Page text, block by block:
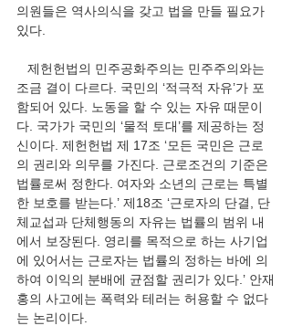
의원들은 역사의식을 갖고 법을 만들 필요가
있다.
조금 결이 다르다. 국민의 ‘적극적 자유’가 포
함되어 있다. 노동을 할 수 있는 자유 때문이
다. 국가가 국민의 ‘물적 토대’를 제공하는 정
신이다. 제헌헌법 제 17조 ‘모든 국민은 근로
의 권리와 의무를 가진다. 근로조건의 기준은
법률로써 정한다. 여자와 소년의 근로는 특별
한 보호를 받는다.’ 제18조 ‘근로자의 단결, 단
체교섭과 단체행동의 자유는 법률의 범위 내
에서 보장된다. 영리를 목적으로 하는 사기업
에 있어서는 근로자는 법률의 정하는 바에 의
하여 이익의 분배에 균점할 권리가 있다.’ 안재
홍의 사고에는 폭력와 테러는 허용할 수 없다
는 논리이다.